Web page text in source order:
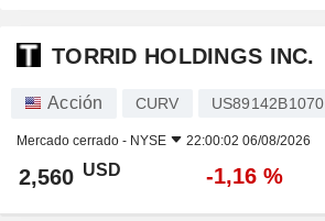
TORRID HOLDINGS INC.
Acción CURV US89142B1070
Mercado cerrado - NYSE 22:00:02 06/08/2026
2,560 USD -1,16 %